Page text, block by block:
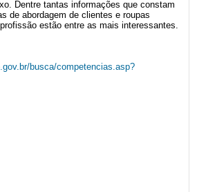
Dentre tantas informações que constam
de abordagem de clientes e roupas
estão entre as mais interessantes.
busca/competencias.asp?